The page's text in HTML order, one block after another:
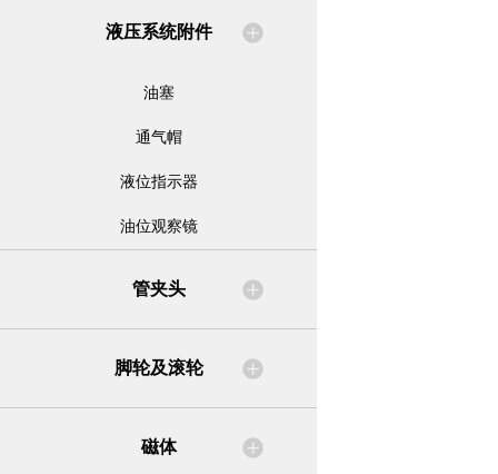
液压系统附件
油塞
通气帽
液位指示器
油位观察镜
管夹头
脚轮及滚轮
磁体